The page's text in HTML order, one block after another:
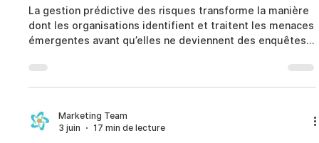
La gestion prédictive des risques transforme la manière
dont les organisations identifient et traitent les menaces
émergentes avant qu’elles ne deviennent des enquêtes,
crises de réputation. Au lieu d’attendre des plaintes, des
audits ou des dommages visibles, la gestion prédictive
contrôles de gouvernance et des processus documentés
pour détecter les préoccupations plus tôt
Marketing Team
3 juin
17 min de lecture